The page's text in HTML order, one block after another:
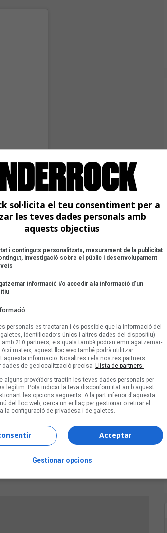
Una publicación compartida de Companyia Elèctrica Dharma (@electricadharma)
la Creu de Sant Jordi 2022
Sant Jordi
Música Catalana
2022
Elèctrica Dharma
sol·licita el teu consentiment per a
les teves dades personals amb
aquests objectius
i continguts personalitzats, mesurament de la publicitat
investigació sobre el públic i desenvolupament
informació i/o accedir a la informació d’un
personals es tractaran i és possible que la informació del
identificadors únics i altres dades del dispositiu)
amb 210 partners, els quals també podran emmagatzemar-
Així mateix, aquest lloc web també podrà utilitzar
aquesta informació. Nosaltres i els nostres partners
dades de geolocalització precisa. Llista de partners.
alguns proveïdors tractin les teves dades personals per
legítim. Pots indicar la teva disconformitat amb aquest
les opcions següents. A la part inferior d'aquesta
del lloc web, cerca un enllaç per gestionar o retirar el
la configuració de privadesa i de galetes.
Acceptar
Gestionar opcions